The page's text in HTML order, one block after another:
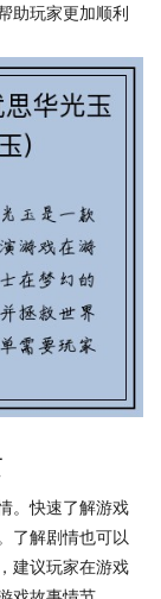
助玩家更加顺利
。快速了解游戏
了解剧情也可以
建议玩家在游戏